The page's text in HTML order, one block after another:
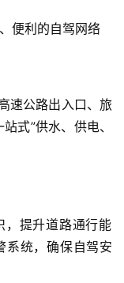
便利的自驾网络
式”供水、供电、
系统，确保自驾安